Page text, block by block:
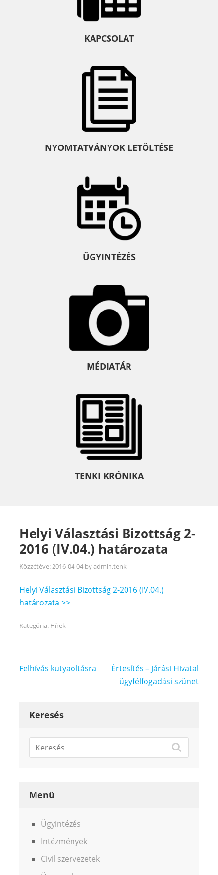
KAPCSOLAT
NYOMTATVÁNYOK LETÖLTÉSE
ÜGYINTÉZÉS
MÉDIATÁR
TENKI KRÓNIKA
Helyi Választási Bizottság 2-
2016 (IV.04.) határozata
Közzétéve:2016-04-04 byadmin.tenk
Helyi Választási Bizottság 2-2016 (IV.04.)
határozata >>
Kategória: Hírek
Bejegyzés
Felhívás kutyaoltásra
Értesítés – Járási Hivatal
ügyfélfogadási szünet
Keresés
Menü
Ügyintézés
Intézmények
Civil szervezetek